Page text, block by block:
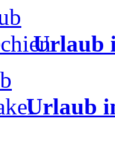
Urlaub
Urlaub